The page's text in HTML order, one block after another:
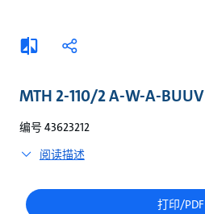
添
加
分
MTH 2-110/2 A-W-A-BUUV
编号 43623212
阅读描述
打印/PDF